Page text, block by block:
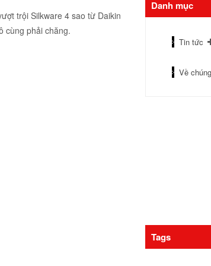
trội Silkware 4 sao từ Daikin
cùng phải chăng.
Danh mục
Tin tức
Về
Tags